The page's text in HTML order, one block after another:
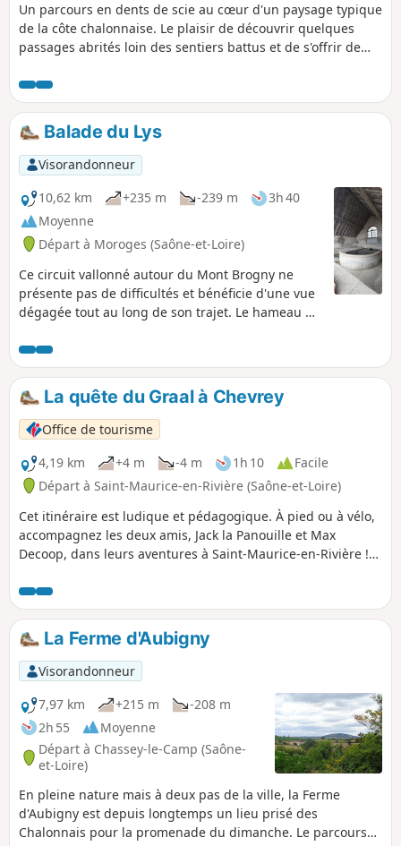
Un parcours en dents de scie au cœur d'un paysage typique
de la côte chalonnaise. Le plaisir de découvrir quelques
passages abrités loin des sentiers battus et de s'offrir de
perspective sur la vieille ville de Buxy.
Balade du Lys
Visorandonneur
10,62 km
+235 m -239 m
3h 40
Moyenne
Départ à Moroges (Saône-et-Loire)
Ce circuit vallonné autour du Mont Brogny ne
présente pas de difficultés et bénéficie d'une vue
dégagée tout au long de son trajet. Le hameau du
n'être là que pour surprendre le randonneur au
coin du bois.
La quête du Graal à Chevrey
Office de tourisme
4,19 km
+4 m -4 m 1h 10
Facile
Départ à Saint-Maurice-en-Rivière (Saône-et-Loire)
Cet itinéraire est ludique et pédagogique. À pied ou à vélo,
accompagnez les deux amis, Jack la Panouille et Max
Decoop, dans leurs aventures à Saint-Maurice-en-Rivière !
parler d’un trésor d’une grande richesse. Il paraîtrait que le
Graal se trouve dans le village. Voilà peut-être l’occasion
pour les deux épis de devenir riches et de prendre la clé
des champs pour de bon ! Mais nos deux aventuriers vont
avoir du pain sur la planche... Aidez-les sur leur parcours !
La Ferme d'Aubigny
Visorandonneur
7,97 km
+215 m
-208 m
2h 55
Moyenne
Départ à Chassey-le-Camp (Saône-
et-Loire)
En pleine nature mais à deux pas de la ville, la Ferme
d'Aubigny est depuis longtemps un lieu prisé des
Chalonnais pour la promenade du dimanche. Le parcours